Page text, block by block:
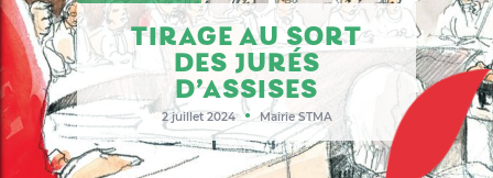
TIRAGE AU SORT
DES JURÉS
D’ASSISES
2 juillet 2024 ● Mairie STMA